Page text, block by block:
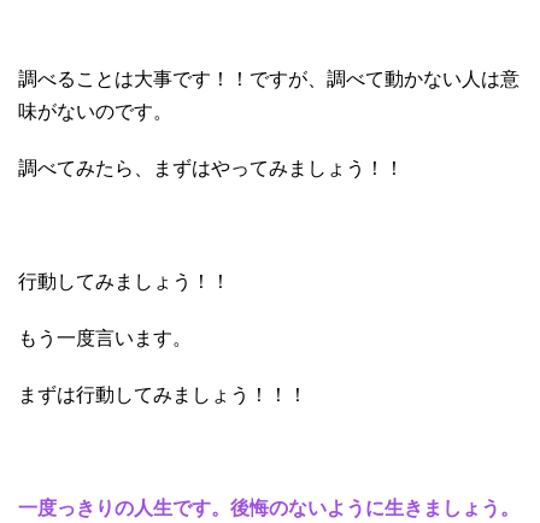
調べることは大事です！！ですが、調べて動かない人は意
味がないのです。
調べてみたら、まずはやってみましょう！！
行動してみましょう！！
もう一度言います。
まずは行動してみましょう！！！
一度っきりの人生です。後悔のないように生きましょう。